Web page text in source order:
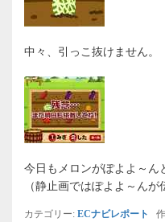
中々、引っこ抜けません。
今日もメロンがぽよよ～ん
（静止画ではぽよよ～んが
カテゴリー: ECナビレポート